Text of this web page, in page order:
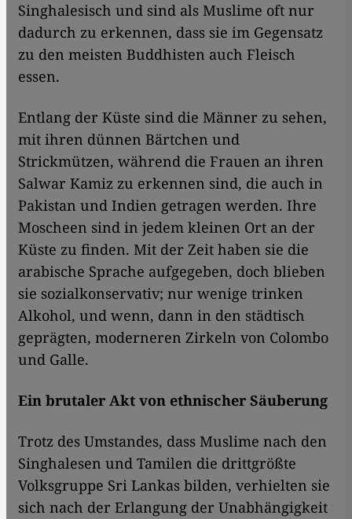
Singhalesisch und sind als Muslime oft nur
dadurch zu erkennen, dass sie im Gegensatz
zu den meisten Buddhisten auch Fleisch
essen.
Entlang der Küste sind die Männer zu sehen,
mit ihren dünnen Bärtchen und
Strickmützen, während die Frauen an ihren
Salwar Kamiz zu erkennen sind, die auch in
Pakistan und Indien getragen werden. Ihre
Moscheen sind in jedem kleinen Ort an der
Küste zu finden. Mit der Zeit haben sie die
arabische Sprache aufgegeben, doch blieben
sie sozialkonservativ; nur wenige trinken
Alkohol, und wenn, dann in den städtisch
geprägten, moderneren Zirkeln von Colombo
und Galle.
Ein brutaler Akt von ethnischer Säuberung
Trotz des Umstandes, dass Muslime nach den
Singhalesen und Tamilen die drittgrößte
Volksgruppe Sri Lankas bilden, verhielten sie
sich nach der Erlangung der Unabhängigkeit